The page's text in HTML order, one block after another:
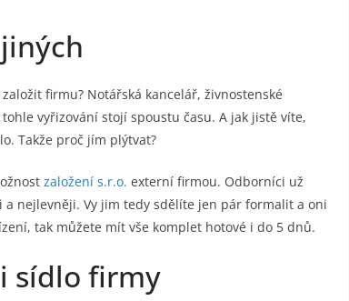
firmu? Notářská kancelář, živnostenské
vyřizování stojí spoustu času. A jak jistě víte,
Takže proč jím plýtvat?
založení s.r.o. externí firmou. Odborníci už
nejlevněji. Vy jim tedy sdělíte jen pár formalit a oni
tak můžete mít vše komplet hotové i do 5 dnů.
sídlo firmy